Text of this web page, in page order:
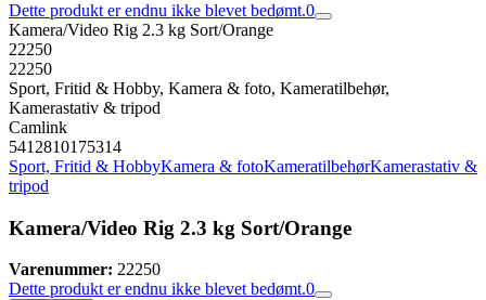
Dette produkt er endnu ikke blevet bedømt.0
Kamera/Video Rig 2.3 kg Sort/Orange
22250
22250
Sport, Fritid & Hobby, Kamera & foto, Kameratilbehør,
Kamerastativ & tripod
Camlink
5412810175314
Sport, Fritid & HobbyKamera & fotoKameratilbehørKamerastativ &
tripod
Kamera/Video Rig 2.3 kg Sort/Orange
Varenummer: 22250
Dette produkt er endnu ikke blevet bedømt.0